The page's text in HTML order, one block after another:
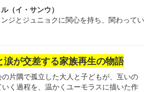
（イ・サンウ）
ジとジュニョクに関心を持ち、関わってい
涙が交差する家族再生の物語
の片隅で孤立した大人と子どもが、互いの
く過程を、温かくユーモラスに描いた作